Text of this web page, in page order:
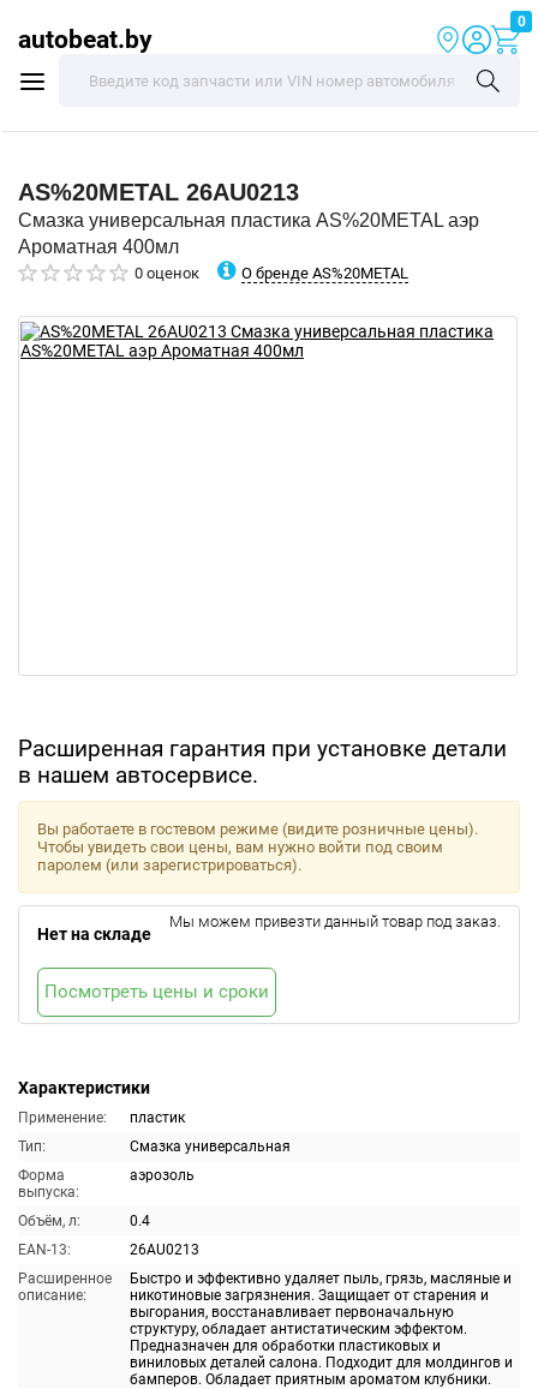
autobeat.by
0
AS%20METAL 26AU0213
Смазка универсальная пластика AS%20METAL аэр
Ароматная 400мл
0 оценок О бренде AS%20METAL
Расширенная гарантия при установке детали
в нашем автосервисе.
Характеристики
Применение:
пластик
Тип:
Смазка универсальная
Форма
выпуска:
аэрозоль
Объём, л:
0.4
EAN-13:
26AU0213
Расширенное
описание:
Быстро и эффективно удаляет пыль, грязь, масляные и
никотиновые загрязнения. Защищает от старения и
выгорания, восстанавливает первоначальную
структуру, обладает антистатическим эффектом.
Предназначен для обработки пластиковых и
виниловых деталей салона. Подходит для молдингов и
бамперов. Обладает приятным ароматом клубники.
Вы работаете в гостевом режиме (видите розничные цены).
Чтобы увидеть свои цены, вам нужно войти под своим
паролем (или зарегистрироваться).
Нет на складе
Мы можем привезти данный товар под заказ.
Посмотреть цены и сроки